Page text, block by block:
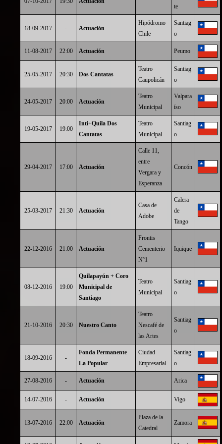
te
18-09-2017 - Actuación
Hipódromo
Chile
Santiag
o
11-08-2017 22:00 Actuación Peumo
25-05-2017 20:30 Dos Cantatas
Teatro
Caupolicán
Santiag
o
24-05-2017 20:00 Actuación
Teatro
Municipal
Valpara
íso
19-05-2017 19:00
Inti+Quila Dos
Cantatas
Teatro
Municipal
Santiag
o
29-04-2017 17:00 Actuación
Calle 11,
entre
Vergara y
Esperanza
Concón
25-03-2017 21:30 Actuación
Casa de
Adobe
Calera
de
Tango
22-12-2016 21:00 Actuación
Frontis
Cementerio
Nº1
Iquique
08-12-2016 19:00
Quilapayún + Coro
Municipal de
Santiago
Teatro
Municipal
Santiag
o
21-10-2016 20:30 Nuestro Canto
Teatro
Nescafé de
las Artes
Santiag
o
18-09-2016 -
Fonda Permanente
La Popular
Ciudad
Empresarial
Santiag
o
27-08-2016 - Actuación Arica
14-07-2016 - Actuación Vigo
13-07-2016 22:00 Actuación
Plaza de la
Catedral
Zamora